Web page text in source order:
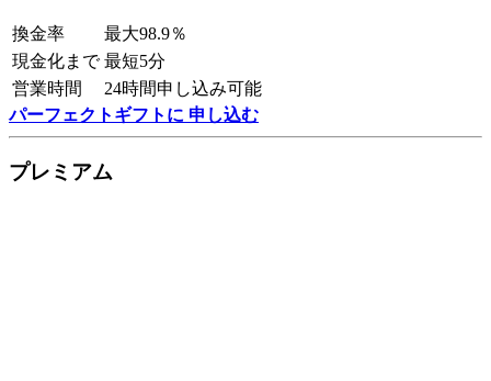
換金率
最大98.9％
現金化まで 最短5分
営業時間
24時間申し込み可能
パーフェクトギフトに 申し込む
プレミアム